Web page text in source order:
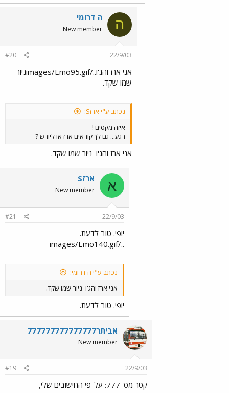
ה ה דרומי
New member
22/9/03
#20
אני ארז והג'ו../images/Emo95.gifניור
שמו שקד.
נכתב ע"י ארזS:
איזה מקסים !
רגע... גם לך קוראים ארז או ליורש ?
אני ארז והג'ו ניור שמו שקד.
א ארזS
New member
22/9/03
#21
יופי. טוב לדעת.
../images/Emo140.gif
נכתב ע"י ה דרומי:
אני ארז והג'ו ניור שמו שקד.
יופי. טוב לדעת.
אביתר777777777777777
New member
22/9/03
#19
קטר מס' 777: על-פי החישובים שלי,